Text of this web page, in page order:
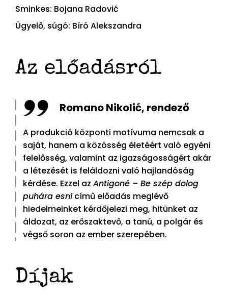
Sminkes: Bojana Radović
Ügyelő, súgó: Bíró Alekszandra
Az előadásról
Romano Nikolić, rendező
A produkció központi motívuma nemcsak a
saját, hanem a közösség életéért való egyéni
felelősség, valamint az igazságosságért akár
a létezését is feláldozni való hajlandóság
kérdése. Ezzel az Antigoné – Be szép dolog
puhára esnicímű előadás meglévő
hiedelmeinket kérdőjelezi meg, hitünket az
áldozat, az erőszaktevő, a tanú, a polgár és
végső soron az ember szerepében.
Díjak